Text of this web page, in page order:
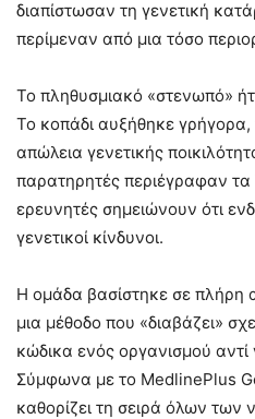
διαπίστωσαν τη γενετική
περίμεναν από μια τόσο
Το πληθυσμιακό «στενωπό»
Το κοπάδι αυξήθηκε γρήγορα,
απώλεια γενετικής
παρατηρητές περιέγραφαν
ερευνητές σημειώνουν ότι
γενετικοί κίνδυνοι.
Η ομάδα βασίστηκε σε πλήρη
μια μέθοδο που «διαβάζει»
κώδικα ενός οργανισμού αντί
Σύμφωνα με το MedlinePlus
καθορίζει τη σειρά όλων των